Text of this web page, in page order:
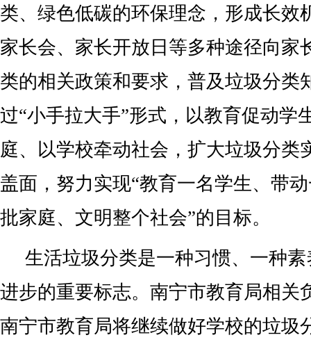
类、绿色低碳的环保理念，形成长效
家长会、家长开放日等多种途径向家
类的相关政策和要求，普及垃圾分类
过“小手拉大手”形式，以教育促动学
庭、以学校牵动社会，扩大垃圾分类
盖面，努力实现“教育一名学生、带
批家庭、文明整个社会”的目标。
生活垃圾分类是一种习惯、一种
进步的重要标志。南宁市教育局相关
南宁市教育局将继续做好学校的垃圾